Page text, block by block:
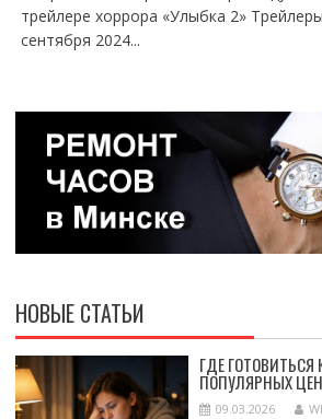
трейлере хоррора «Улыбка 2»
сентября 2024...
НОВЫЕ СТАТЬИ
ГДЕ ГОТОВИТЬСЯ
ПОПУЛЯРНЫХ
09.03.2026